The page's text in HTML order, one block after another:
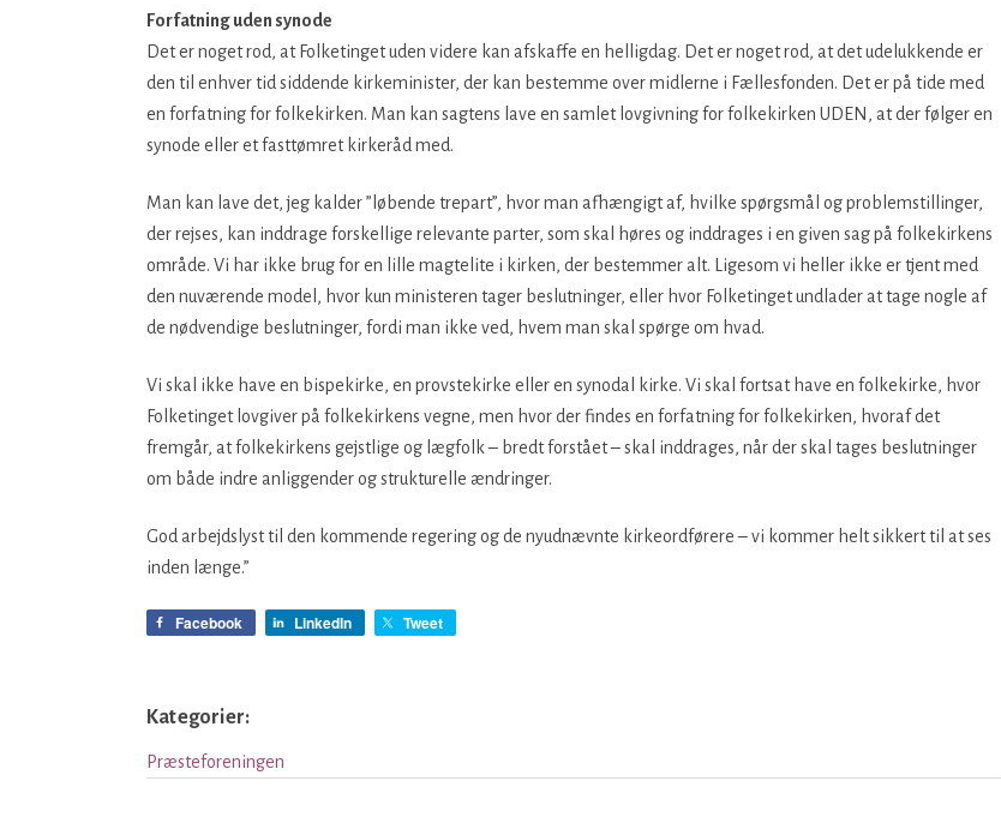
Forfatning uden synode
Det er noget rod, at Folketinget uden videre kan afskaffe en helligdag. Det er noget rod, at det udelukkende er
den til enhver tid siddende kirkeminister, der kan bestemme over midlerne i Fællesfonden. Det er på tide med
en forfatning for folkekirken. Man kan sagtens lave en samlet lovgivning for folkekirken UDEN, at der følger en
synode eller et fasttømret kirkeråd med.
Man kan lave det, jeg kalder ”løbende trepart”, hvor man afhængigt af, hvilke spørgsmål og problemstillinger,
der rejses, kan inddrage forskellige relevante parter, som skal høres og inddrages i en given sag på folkekirkens
område. Vi har ikke brug for en lille magtelite i kirken, der bestemmer alt. Ligesom vi heller ikke er tjent med
den nuværende model, hvor kun ministeren tager beslutninger, eller hvor Folketinget undlader at tage nogle af
de nødvendige beslutninger, fordi man ikke ved, hvem man skal spørge om hvad.
Vi skal ikke have en bispekirke, en provstekirke eller en synodal kirke. Vi skal fortsat have en folkekirke, hvor
Folketinget lovgiver på folkekirkens vegne, men hvor der findes en forfatning for folkekirken, hvoraf det
fremgår, at folkekirkens gejstlige og lægfolk – bredt forstået – skal inddrages, når der skal tages beslutninger
om både indre anliggender og strukturelle ændringer.
God arbejdslyst til den kommende regering og de nyudnævnte kirkeordførere – vi kommer helt sikkert til at ses
inden længe.”
Facebook LinkedIn Tweet
Kategorier:
Præsteforeningen